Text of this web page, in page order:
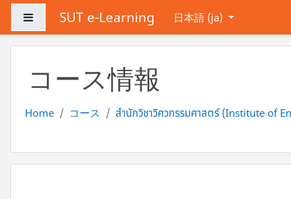
メインコンテンツへスキップする
サイドパネル
SUT e-Learning 日本語 ‎(ja)‎
コース情報
Home コース สำนักวิชาวิศวกรรมศาสตร์ (Institute of